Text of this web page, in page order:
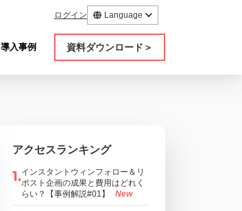
ログイン Language
導入事例 資料ダウンロード＞
アクセスランキング
1.インスタントウィンフォロー＆リ
ポスト企画の成果と費用はどれく
らい？【事例解説#01】
New